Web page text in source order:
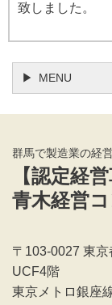
致しました。
MENU
群馬で製造業の経
【認定経
青木経営
〒103-0027 東
UCF4階
東京メトロ銀座